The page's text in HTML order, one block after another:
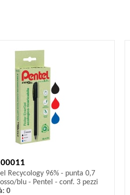
Recycology 96% - punta 0,7
blu - Pentel - conf. 3 pezzi
0